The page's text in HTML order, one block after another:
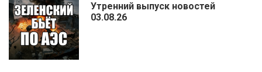
Утренний выпуск новостей
03.08.26